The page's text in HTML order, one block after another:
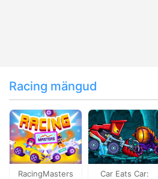
Racing mängud
RacingMasters
Car Eats Car: